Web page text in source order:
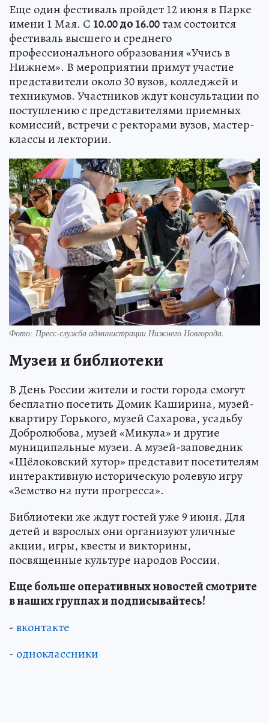
Еще один фестиваль пройдет 12 июня в Парке
имени 1 Мая. С10.00 до 16.00там состоится
фестиваль высшего и среднего
профессионального образования «Учись в
Нижнем». В мероприятии примут участие
представители около 30 вузов, колледжей и
техникумов. Участников ждут консультации по
поступлению с представителями приемных
комиссий, встречи с ректорами вузов, мастер-
классы и лектории.
Фото: Пресс-служба администрации Нижнего Новгорода.
Музеи и библиотеки
В День России жители и гости города смогут
бесплатно посетить Домик Каширина, музей-
квартиру Горького, музей Сахарова, усадьбу
Добролюбова, музей «Микула» и другие
муниципальные музеи. А музей-заповедник
«Щёлоковский хутор» представит посетителям
интерактивную историческую ролевую игру
«Земство на пути прогресса».
Библиотеки же ждут гостей уже 9 июня. Для
детей и взрослых они организуют уличные
акции, игры, квесты и викторины,
посвященные культуре народов России.
Еще больше оперативных новостей смотрите
в наших группах и подписывайтесь!
-вконтакте
- одноклассники